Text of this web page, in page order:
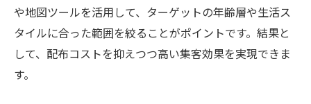
や地図ツールを活用して、ターゲットの年齢層や生活ス
タイルに合った範囲を絞ることがポイントです。結果と
して、配布コストを抑えつつ高い集客効果を実現できま
す。